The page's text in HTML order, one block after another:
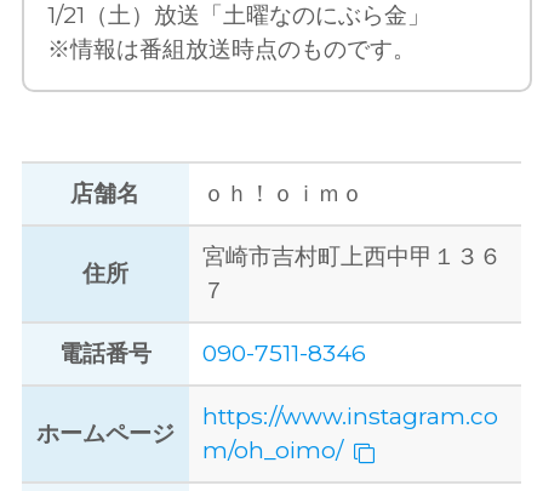
1/21（土）放送「土曜なのにぶら金」
※情報は番組放送時点のものです。
店舗名 ｏｈ！ｏｉｍｏ
住所
宮崎市吉村町上西中甲１３６
７
電話番号 090-7511-8346
ホームページ
https://www.instagram.co
m/oh_oimo/